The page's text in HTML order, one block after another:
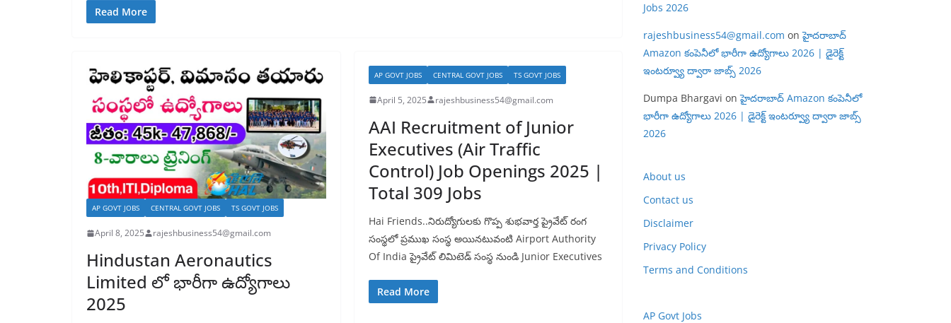
Read More
AP GOVT JOBS CENTRAL GOVT JOBS TS GOVT JOBS
April 8, 2025 rajeshbusiness54@gmail.com
Hindustan Aeronautics
Limited లో భారీగా ఉద్యోగాలు
2025
AP GOVT JOBS CENTRAL GOVT JOBS TS GOVT JOBS
April 5, 2025 rajeshbusiness54@gmail.com
AAI Recruitment of Junior
Executives (Air Traffic
Control) Job Openings 2025 |
Total 309 Jobs
Hai Friends..నిరుద్యోగులకు గొప్ప శుభవార్త ప్రైవేట్ రంగ
సంస్థలో ప్రముఖ సంస్థ అయినటువంటి Airport Authority
Of India ప్రైవేట్ లిమిటెడ్ సంస్థ నుండి Junior Executives
Read More
Jobs 2026
rajeshbusiness54@gmail.com onహైదరాబాద్
Amazon కంపెనీలో భారీగా ఉద్యోగాలు 2026 | డైరెక్ట్
ఇంటర్వ్యూ ద్వారా జాబ్స్ 2026
Dumpa Bhargavi onహైదరాబాద్ Amazon కంపెనీలో
భారీగా ఉద్యోగాలు 2026 | డైరెక్ట్ ఇంటర్వ్యూ ద్వారా జాబ్స్
2026
About us
Contact us
Disclaimer
Privacy Policy
Terms and Conditions
AP Govt Jobs